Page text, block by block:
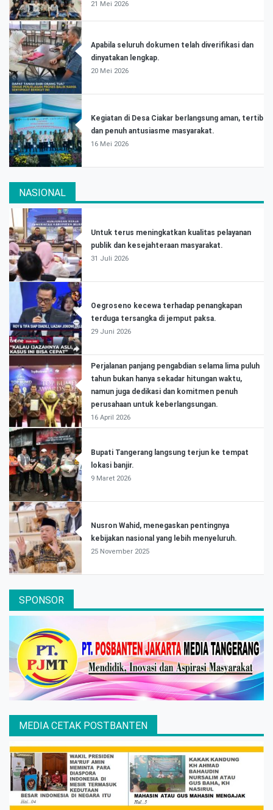
21 Mei 2026
Apabila seluruh dokumen telah diverifikasi dan
dinyatakan lengkap.
20 Mei 2026
Kegiatan di Desa Ciakar berlangsung aman, tertib
dan penuh antusiasme masyarakat.
16 Mei 2026
NASIONAL
Untuk terus meningkatkan kualitas pelayanan
publik dan kesejahteraan masyarakat.
31 Juli 2026
Oegroseno kecewa terhadap penangkapan
terduga tersangka di jemput paksa.
29 Juni 2026
Perjalanan panjang pengabdian selama lima puluh
tahun bukan hanya sekadar hitungan waktu,
namun juga dedikasi dan komitmen penuh
perusahaan untuk keberlangsungan.
16 April 2026
Bupati Tangerang langsung terjun ke tempat
lokasi banjir.
9 Maret 2026
Nusron Wahid, menegaskan pentingnya
kebijakan nasional yang lebih menyeluruh.
25 November 2025
SPONSOR
MEDIA CETAK POSTBANTEN